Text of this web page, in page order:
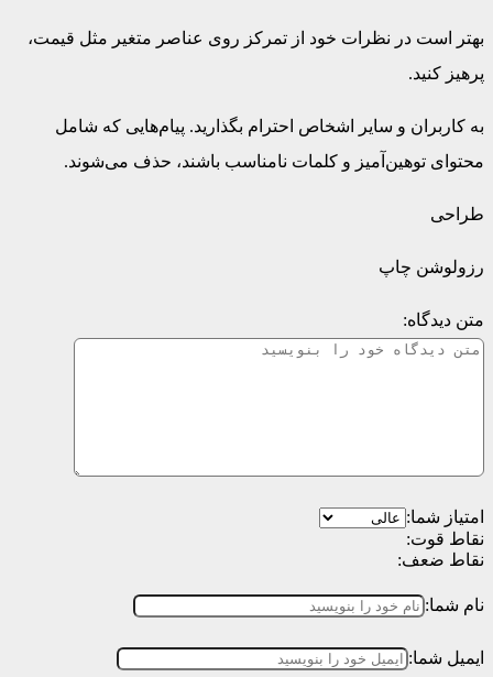
بهتر است در نظرات خود از تمرکز روی عناصر متغیر مثل قیمت،
پرهیز کنید.
به کاربران و سایر اشخاص احترام بگذارید. پیام‌هایی که شامل
محتوای توهین‌آمیز و کلمات نامناسب باشند، حذف می‌شوند.
طراحی
رزولوشن چاپ
متن دیدگاه:
امتیاز شما:
نقاط قوت:
نقاط ضعف:
نام شما:
ایمیل شما: